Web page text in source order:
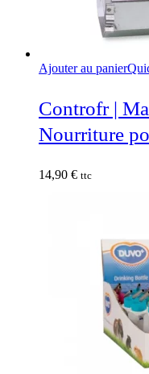
Ajouter au panier
Controfr |
Nourriture
14,90 € ttc